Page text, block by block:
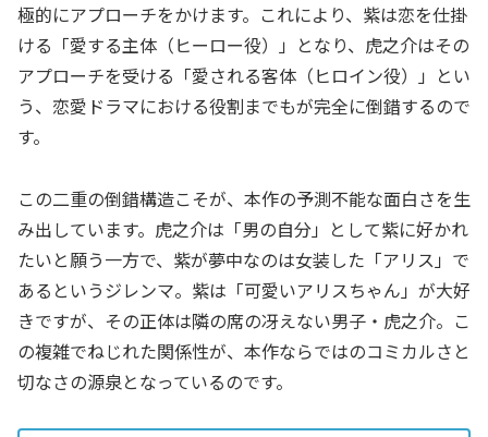
極的にアプローチをかけます。これにより、紫は恋を仕掛
ける「愛する主体（ヒーロー役）」となり、虎之介はその
アプローチを受ける「愛される客体（ヒロイン役）」とい
う、恋愛ドラマにおける役割までもが完全に倒錯するので
す。
この二重の倒錯構造こそが、本作の予測不能な面白さを生
み出しています。虎之介は「男の自分」として紫に好かれ
たいと願う一方で、紫が夢中なのは女装した「アリス」で
あるというジレンマ。紫は「可愛いアリスちゃん」が大好
きですが、その正体は隣の席の冴えない男子・虎之介。こ
の複雑でねじれた関係性が、本作ならではのコミカルさと
切なさの源泉となっているのです。